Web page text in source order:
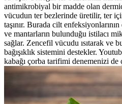
antimikrobiyal bir madde olan
vücudun ter bezlerinde üretilir, ter
taşınır. Burada cilt
ve mantarların bulunduğu istilacı
sağlar. Zencefil vücudu ısıtarak ve
bağışıklık sistemini destekler.
kabağı çorba tarifimi denemenizi de